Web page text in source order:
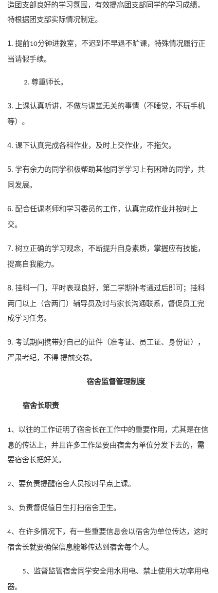
造团支部良好的学习氛围，有效提高团支部同学的学习成绩，
特根据团支部实际情况制定。
1. 提前10分钟进教室，不迟到不早退不旷课，特殊情况履行正
当请假手续。
2. 尊重师长。
3.
上课认真听讲，不做与课堂无关的事情（不睡觉，不玩手机
等）。
4. 课下认真完成各科作业，及时上交作业，不拖欠。
5. 学有余力的同学积极帮助其他同学学习上有困难的同学，共
同发展。
6. 配合任课老师和学习委员的工作，认真完成作业并按时上
交。
7. 树立正确的学习观念，不断提升自身素质，掌握应有技能，
提高自我能力。
8. 挂科一门，平时表现良好，第二学期补考通过后即可；挂科
两门以上（含两门）辅导员及时与家长沟通联系，督促员工完
成学习任务。
9. 考试期间携带好自己的证件（准考证、员工证、身份证），
严肃考纪，不得 提前交卷。
宿舍监督管理制度
宿舍长职责
1、
以往的工作证明了宿舍长在工作中的重要作用，尤其是在信
息的传达上，并且许多工作是要由宿舍为单位分发下去的，需
要宿舍长把好关。
2、 要负责提醒宿舍人员按时早点上课。
3、 负责督促值日生打扫宿舍卫生。
4、 在许多情况下，有一些重要信息会以宿舍为单位传达，这时
宿舍长就要确保信息能够传达到宿舍每个人。
5、监督监管宿舍同学安全用水用电、禁止使用大功率用电
器。